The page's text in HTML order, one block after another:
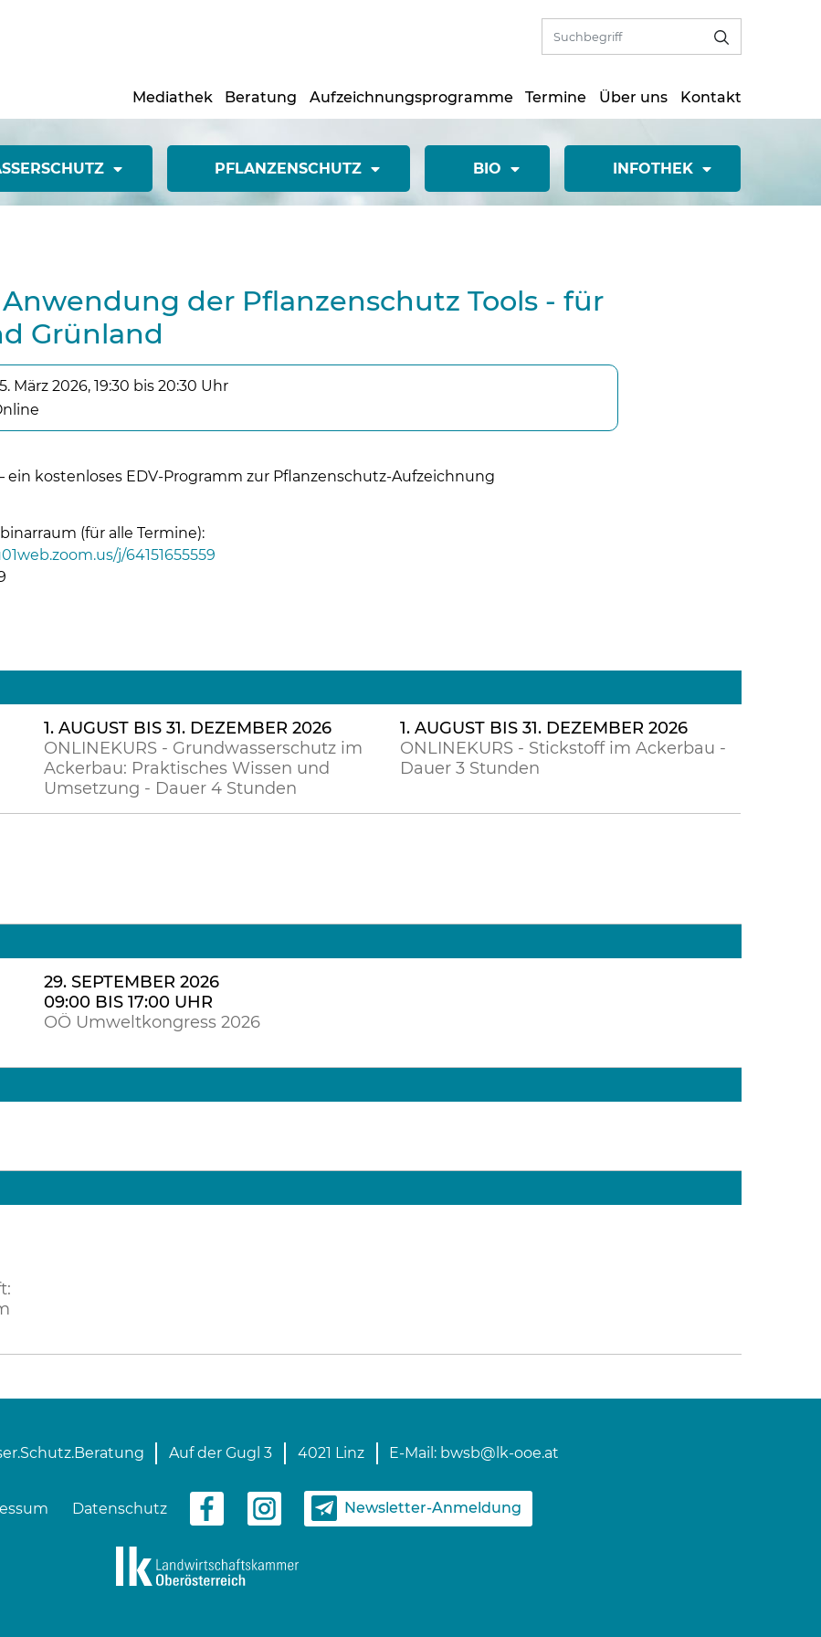
Skip to main content
Mediathek Beratung Aufzeichnungsprogramme Termine Über uns Kontakt
PFLANZENSCHUTZ BIO INFOTHEK
der Pflanzenschutz Tools - für
Grünland
März 2026, 19:30 bis 20:30 Uhr
ein kostenloses EDV-Programm zur Pflanzenschutz-Aufzeichnung
(für alle Termine):
j/64151655559
1. AUGUST BIS 31. DEZEMBER 2026
ONLINEKURS - Grundwasserschutz im
Ackerbau: Praktisches Wissen und
Umsetzung - Dauer 4 Stunden
1. AUGUST BIS 31. DEZEMBER 2026
ONLINEKURS - Stickstoff im Ackerbau -
Dauer 3 Stunden
29. SEPTEMBER 2026
09:00 BIS 17:00 UHR
OÖ Umweltkongress 2026
Auf der Gugl 3 4021 Linz E-Mail: bwsb@lk-ooe.at
Datenschutz Newsletter-Anmeldung